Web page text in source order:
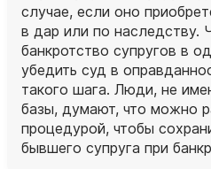
случае, если оно
в дар или по наследству.
банкротство супругов в
убедить суд в
такого шага. Люди, не
базы, думают, что можно
процедурой, чтобы
бывшего супруга при